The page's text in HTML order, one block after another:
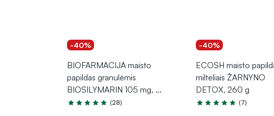
-40%
BIOFARMACIJA maisto
papildas granulėmis
BIOSILYMARIN 105 mg, ...
Įvertinimas 4.6 iš 5
(28)
-40%
ECOSH maisto
milteliais ŽARNYNO
DETOX, 260 g
Įvertinimas 4.7 iš 5
(7)